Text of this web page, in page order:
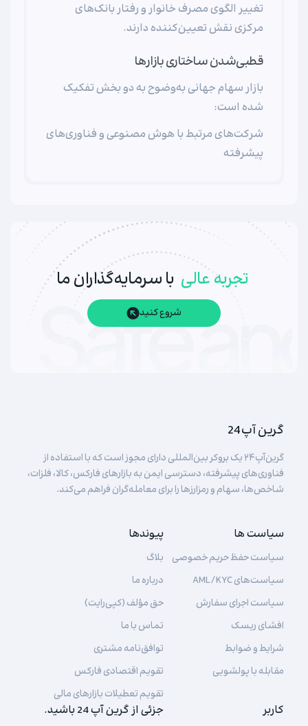
تغییر الگوی مصرف خانوار و رفتار بانک‌های
مرکزی نقش تعیین‌کننده دارند.
قطبی‌شدن ساختاری بازارها
بازار سهام جهانی به‌وضوح به دو بخش تفکیک
شده است:
شرکت‌های مرتبط با هوش مصنوعی و فناوری‌های
پیشرفته
تجربه عالی با سرمایه‌گذاران ما
شروع کنید
گرین آپ 24
گرین‌آپ۲۴ یک بروکر بین‌المللی دارای مجوز است که با استفاده از
فناوری‌های پیشرفته، دسترسی ایمن به بازارهای فارکس، کالا، فلزات،
شاخص‌ها، سهام و رمزارزها را برای معامله‌گران فراهم می‌کند.
سیاست ها
سیاست حفظ حریم خصوصی
سیاست‌های AML/KYC
سیاست اجرای سفارش
افشای ریسک
شرایط و ضوابط
مقابله با پولشویی
پیوندها
بلاگ
درباره ما
حق مؤلف (کپی‌رایت)
تماس با ما
توافق‌نامه مشتری
تقویم اقتصادی فارکس
تقویم تعطیلات بازارهای مالی
کاربر جزئی از گرین آپ 24 باشید.